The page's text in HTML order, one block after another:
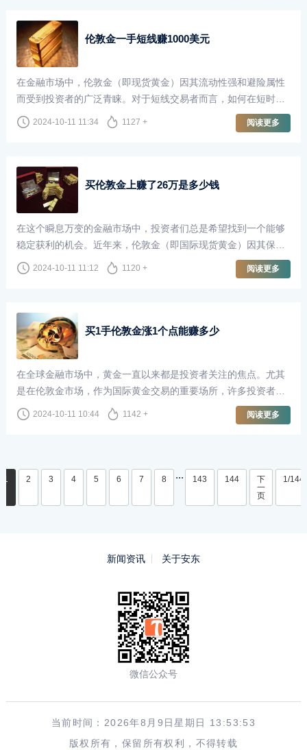
到底赚什么钱呢？
伦敦金一手短线赚1000美元
在金融市场中，伦敦金（即现货黄金）因其流动性强和避险属性
而受到投资者的广泛青睐。对于短线交易者而言，如何在短时间
内获取利润是一个关键课题。今天，我们就来探讨如何通过一手
伦敦金交易在短时间内赚取1000美元。
2024-10-11 11:34 1127 + 阅读更多
买伦敦金上赚了26万是多少钱
在这个瞬息万变的金融市场中，投资者们总是希望找到一个能够
稳定获利的机会。近年来，伦敦金（即国际现货黄金）因其保值
性和避险属性，吸引了越来越多的投资者。对于很多人来说，买
伦敦金不仅仅是一种投资，更是实现财富增长的方式。本文将
险。
2024-10-11 11:12 1120 + 阅读更多
买1手伦敦金涨1个点能赚多少
在全球金融市场中，黄金一直以来都是投资者关注的焦点。尤其
是在伦敦金市场，作为国际黄金交易的重要场所，许多投资者通
过买卖伦敦金来实现财富增值。当我们谈到“买1手伦敦金涨1个点
能赚多少”这个问题时，了解相关的交易机制和市场波动是至关重
2024-10-11 10:44 1142 + 阅读更多
1 2 3 4 5 6 7 8 ... 143 144
下
一
页
1/144
新闻资讯 关于安东
微信公众号
当前时间：2026年8月9日星期日 13:53:53
版权所有，保留所有权利，不得转载